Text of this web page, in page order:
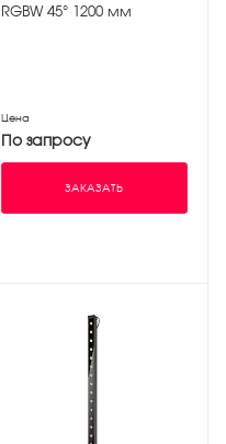
RGBW 45° 1200 мм
Цена
По запросу
ЗАКАЗАТЬ